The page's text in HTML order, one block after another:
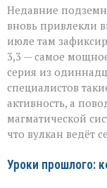
Недавние
вновь привлекли
июле там
3,3 — самое
серия из
специалистов
активность, а
магматической
что вулкан ведёт
Уроки прошлого: